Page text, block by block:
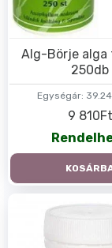
Egységár:
Alg-Börje alga
250db
9 810Ft